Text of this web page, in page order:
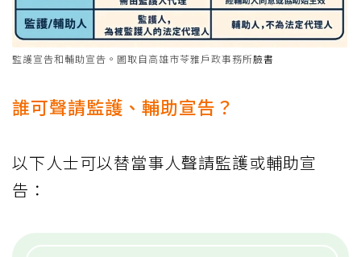
監護宣告和輔助宣告。圖取自高雄市苓雅戶政事務所臉書
誰可聲請監護、輔助宣告？
以下人士可以替當事人聲請監護或輔助宣
告：